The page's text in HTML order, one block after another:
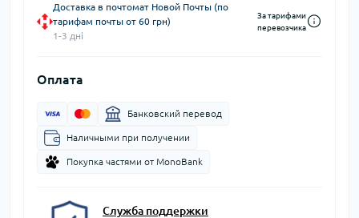
Доставка в почтомат Новой Почты (по
тарифам почты от 60 грн)
1-3 дні
За тарифами
перевозчика
Оплата
Банковский перевод
Наличными при получении
Покупка частями от MonoBank
Служба поддержки